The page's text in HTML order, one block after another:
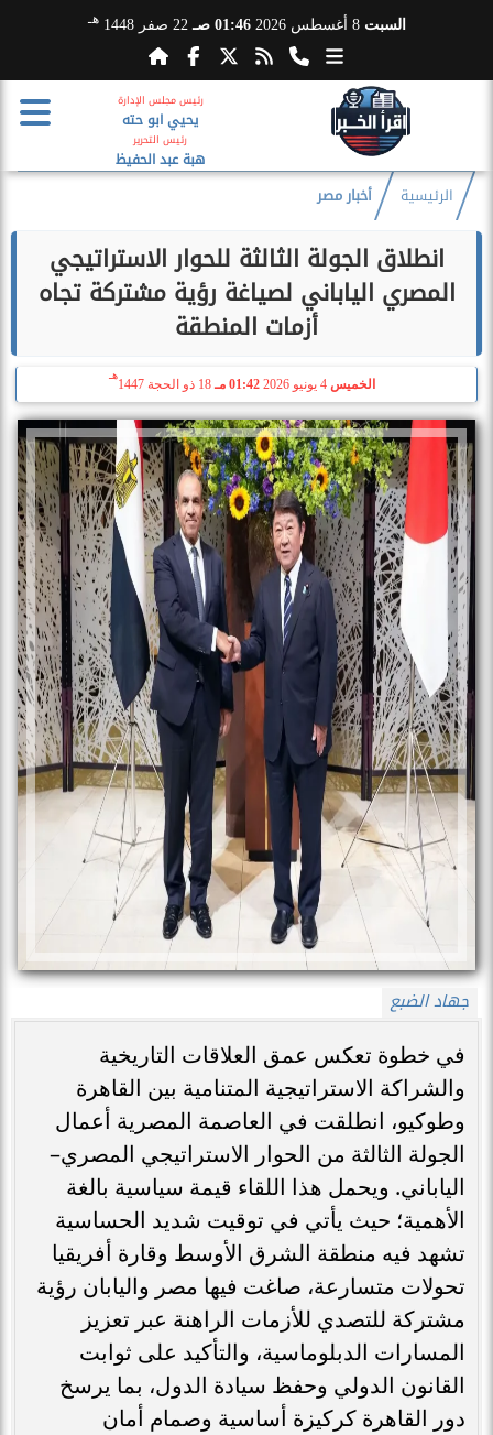
السبت 8 أغسطس 2026 01:46 صـ 22 صفر 1448 هـ
رئيس مجلس الإدارة
يحيي ابو حته
رئيس التحرير
هبة عبد الحفيظ
الرئيسية أخبار مصر
​انطلاق الجولة الثالثة للحوار الاستراتيجي
المصري الياباني لصياغة رؤية مشتركة تجاه
أزمات المنطقة
الخميس 01:42 مـ 18 ذو الحجة 1447
هـ
جهاد الضبع
في خطوة تعكس عمق العلاقات التاريخية
والشراكة الاستراتيجية المتنامية بين القاهرة
وطوكيو، انطلقت في العاصمة المصرية أعمال
الجولة الثالثة من الحوار الاستراتيجي المصري–
الياباني. ويحمل هذا اللقاء قيمة سياسية بالغة
الأهمية؛ حيث يأتي في توقيت شديد الحساسية
تشهد فيه منطقة الشرق الأوسط وقارة أفريقيا
تحولات متسارعة، صاغت فيها مصر واليابان رؤية
مشتركة للتصدي للأزمات الراهنة عبر تعزيز
المسارات الدبلوماسية، والتأكيد على ثوابت
القانون الدولي وحفظ سيادة الدول، بما يرسخ
دور القاهرة كركيزة أساسية وصمام أمان